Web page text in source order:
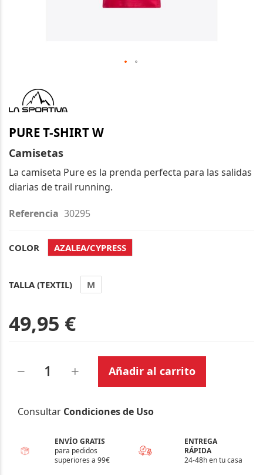
comienzo
la
galería
de
imágenes
PURE T-SHIRT W
Camisetas
La camiseta Pure es la prenda perfecta para las salidas
diarias de trail running.
Referencia 30295
COLOR AZALEA/CYPRESS
TALLA (TEXTIL) M
49,95 €
Añadir al carrito
Consultar Condiciones de Uso
ENVÍO GRATIS
para pedidos
superiores a 99€
ENTREGA
RÁPIDA
24-48h en tu casa